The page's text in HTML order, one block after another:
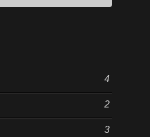
4
2
3